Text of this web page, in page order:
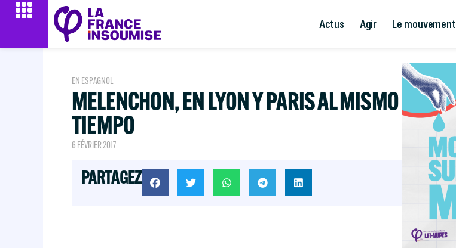
Actus Agir Le mouvement
EN ESPAGNOL
MELENCHON, EN LYON Y PARIS AL MISMO
TIEMPO
6 FÉVRIER 2017
PARTAGEZ